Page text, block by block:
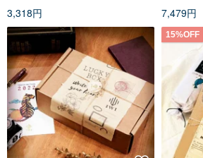
3,318円
7,479円
15%OFF